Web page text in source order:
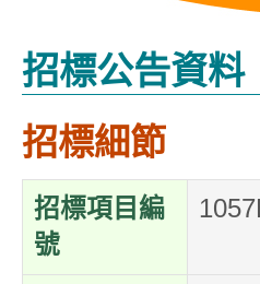
始
招標公告資料
招標細節
招標項目編
號